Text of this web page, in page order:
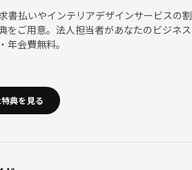
書払いやインテリアデザインサービスの割
をご用意。法人担当者があなたのビジネス
年会費無料。
典を見る